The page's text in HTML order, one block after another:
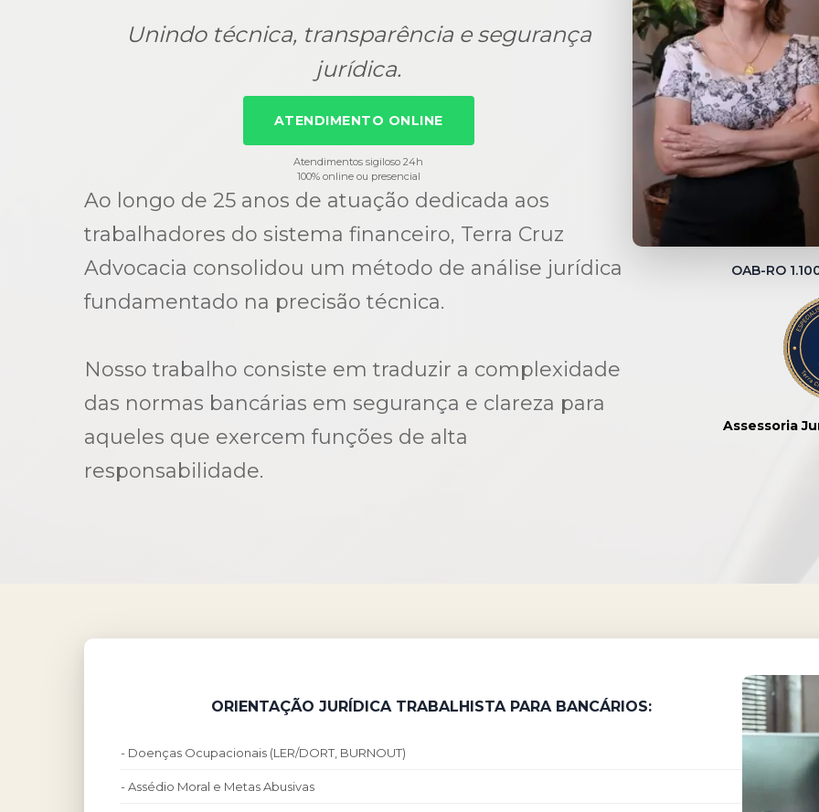
Unindo técnica, transparência e segurança
jurídica.
ATENDIMENTO ONLINE
Atendimentos sigiloso 24h
100% online ou presencial
Ao longo de 25 anos de atuação dedicada aos
trabalhadores do sistema financeiro, Terra Cruz
Advocacia consolidou um método de análise jurídica
fundamentado na precisão técnica.
Nosso trabalho consiste em traduzir a complexidade
das normas bancárias em segurança e clareza para
aqueles que exercem funções de alta
responsabilidade.
OAB-RO
Assessoria
ORIENTAÇÃO JURÍDICA TRABALHISTA PARA BANCÁRIOS:
- Doenças Ocupacionais (LER/DORT, BURNOUT)
- Assédio Moral e Metas Abusivas